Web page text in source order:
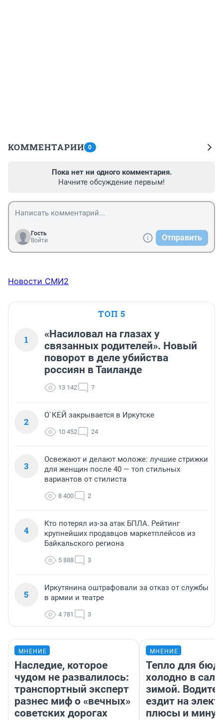
КОММЕНТАРИИ 0
Пока нет ни одного комментария.
Начните обсуждение первым!
Гость
Войти
Отправить
Новости СМИ2
ТОП 5
1
«Насиловал на глазах у
связанных родителей». Новый
поворот в деле убийства
россиян в Таиланде
13 142 7
2
О`КЕЙ закрывается в Иркутске
10 452 24
3
Освежают и делают моложе: лучшие стрижки
для женщин после 40 — топ стильных
вариантов от стилиста
8 400 2
4
Кто потерял из-за атак БПЛА. Рейтинг
крупнейших продавцов маркетплейсов из
Байкальского региона
5 888 3
5
Иркутянина оштрафовали за отказ от службы
в армии и театре
4 781 3
МНЕНИЕ
Наследие, которое
чудом не развалилось:
транспортный эксперт
разнес миф о «вечных»
советских дорогах
МНЕНИЕ
Тепло для
холодно в
зимой.
ездит на
плюсы и